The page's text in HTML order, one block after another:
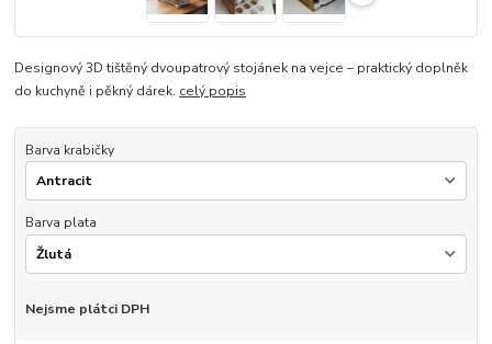
Designový 3D tištěný dvoupatrový stojánek na vejce – praktický doplněk
do kuchyně i pěkný dárek. celý popis
Barva krabičky
Barva plata
Nejsme plátci DPH